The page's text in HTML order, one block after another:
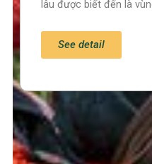
Trang chủ
Tin tức – Sự kiện
lâu được biết đến là
See detail